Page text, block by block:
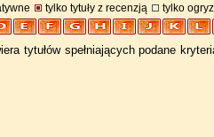
tylko tytuły z recenzją tylko
tytułów spełniających podane